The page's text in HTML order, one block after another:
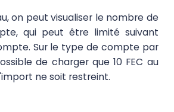
on peut visualiser le nombre de
qui peut être limité suivant
Sur le type de compte par
de charger que 10 FEC au
ne soit restreint.